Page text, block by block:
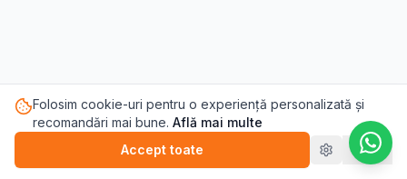
Folosim cookie-uri pentru o experiență personalizată și
recomandări mai bune. Află mai multe
Accept toate
Refuz